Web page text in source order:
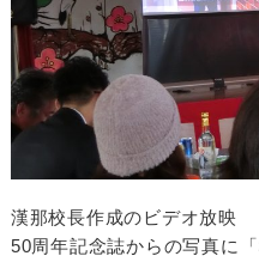
漢那校長作成のビデオ放映
50周年記念誌からの写真に